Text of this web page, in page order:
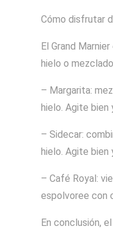
Cómo disfrutar
El Grand
hielo o
– Margarita:
hielo. Agite bien
– Sidecar:
hielo. Agite bien
– Café Royal:
espolvoree con
En conclusión,